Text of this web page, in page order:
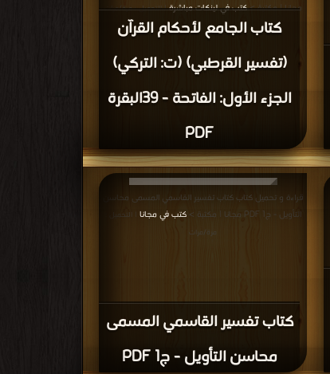
كتاب الجامع لأحكام القرآن
(تفسير القرطبي) (ت: التركي)
الجزء الأول: الفاتحة - 39البقرة
PDF
مجانا | مكتبة >كتب في لينكات مباشرة| التحميل : مرة/مرات
كتاب تفسير القاسمي المسمى
محاسن التأويل - ج1 PDF
قراءة و تحميل كتاب كتاب تفسير القاسمي المسمى محاسن
التأويل - ج1 PDF مجانا | مكتبة >
كتب في مجانا | التحميل :
مرة/مرات